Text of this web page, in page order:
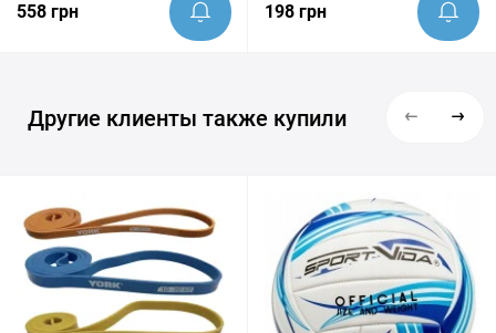
558 грн 198 грн
Другие клиенты также купили